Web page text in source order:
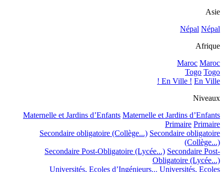
Asie
Népal Népal
Afrique
Maroc Maroc
Togo Togo
En Ville ! En Ville !
Niveaux
Maternelle et Jardins d’Enfants Maternelle et Jardins d’Enfants
Primaire Primaire
Secondaire obligatoire (Collège...) Secondaire obligatoire
(Collège...)
Secondaire Post-Obligatoire (Lycée...) Secondaire Post-
Obligatoire (Lycée...)
Universités, Ecoles d’Ingénieurs... Universités, Ecoles